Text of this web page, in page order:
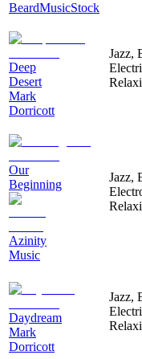
BeardMusicStock
Deep
Desert
Mark
Dorricott
Jazz,
Our
Beginning
Azinity
Music
Jazz,
Daydream
Mark
Dorricott
Jazz,